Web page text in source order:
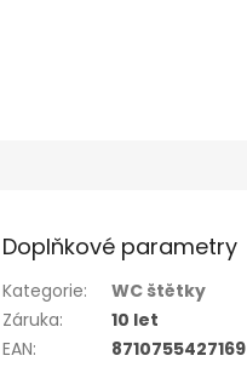
Doplňkové parametry
Kategorie:
WC štětky
Záruka:
10 let
EAN: 8710755427169